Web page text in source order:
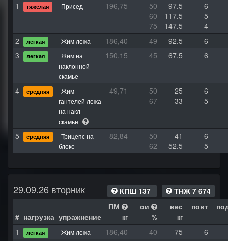
1 тяжелая Присед 196,75 50 97.5
6
60
117.5
5
75
147.5
4
2
легкая Жим лежа 186,40 49 92.5
6
3
легкая
Жим на
наклонной
скамье
150,15 45 67.5 6
4 средняя
Жим
гантелей лежа
на накл
скамье
49,71 50 25
6
67
33 5
5 средняя
Трицепс на
блоке
82,84 50 41
6
62
52.5 5
29.09.26 вторник КПШ 137 ТНЖ 7 674
# нагрузка упражнение
ПМ
кг
ои
%
вес
кг
повт
1 легкая Жим лежа 186,40 40 75
6